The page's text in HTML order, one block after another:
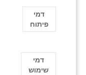
דמי
פיתוח
דמי
שימוש